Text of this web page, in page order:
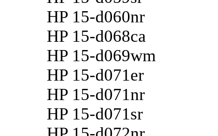
HP 15-d060nr
HP 15-d068ca
HP 15-d069wm
HP 15-d071er
HP 15-d071nr
HP 15-d071sr